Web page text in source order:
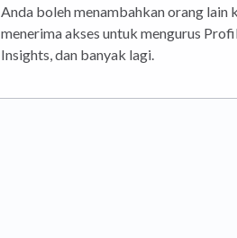
Anda boleh menambahkan orang lain
menerima akses untuk mengurus
Insights, dan banyak lagi.